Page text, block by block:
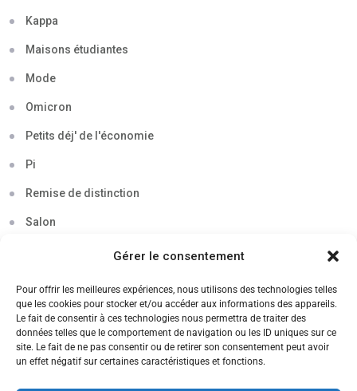
Gérer le consentement
Pour offrir les meilleures expériences, nous utilisons des technologies telles
que les cookies pour stocker et/ou accéder aux informations des appareils.
Le fait de consentir à ces technologies nous permettra de traiter des
données telles que le comportement de navigation ou les ID uniques sur ce
site. Le fait de ne pas consentir ou de retirer son consentement peut avoir
un effet négatif sur certaines caractéristiques et fonctions.
Kappa
Maisons étudiantes
Mode
Omicron
Petits déj' de l'économie
Pi
Remise de distinction
Salon
Soirée
Sortie découverte
Tau